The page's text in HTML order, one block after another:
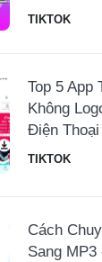
TIKTOK
Top 5 App
Không
Điện
TIKTOK
Cách
Sang MP3